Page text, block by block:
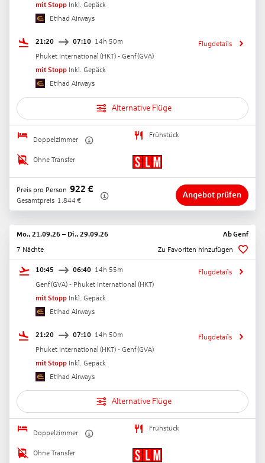
mit Stopp Inkl. Gepäck
Etihad Airways
21:20 07:10 14h 50m
Phuket International (HKT) - Genf(GVA)
mit Stopp Inkl. Gepäck
Etihad Airways
Flugdetails
Alternative Flüge
Doppelzimmer
Frühstück
Ohne Transfer
Preis pro Person 922 €
Gesamtpreis 1.844 €
Angebot prüfen
Mo., 21.09.26 – Di., 29.09.26 AbGenf
7 Nächte
Zu Favoriten hinzufügen
10:45 06:40 14h 55m
Genf(GVA) - Phuket International (HKT)
mit Stopp Inkl. Gepäck
Etihad Airways
Flugdetails
21:20 07:10 14h 50m
Phuket International (HKT) - Genf(GVA)
mit Stopp Inkl. Gepäck
Etihad Airways
Flugdetails
Alternative Flüge
Doppelzimmer
Frühstück
Ohne Transfer